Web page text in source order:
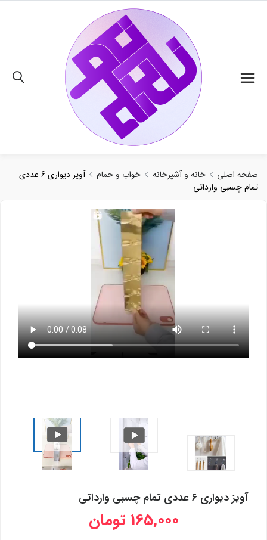
صفحه اصلی خانه و آشپزخانه خواب و حمام
آویز دیواری 6 عددی
تمام چسبی وارداتی
آویز دیواری 6 عددی تمام چسبی وارداتی
165,000 تومان